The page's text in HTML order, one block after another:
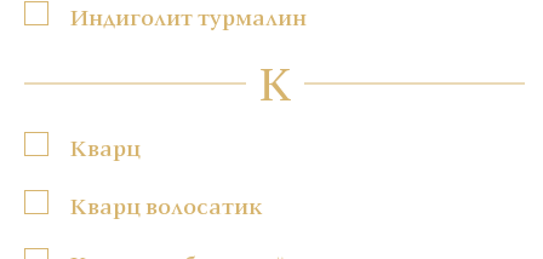
Индиголит турмалин
К
Кварц
Кварц волосатик